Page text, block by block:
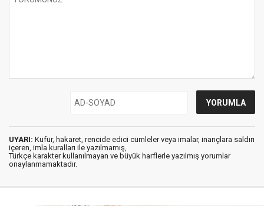
UYARI: Küfür, hakaret, rencide edici cümleler veya imalar, inançlara saldırı
içeren, imla kuralları ile yazılmamış,
Türkçe karakter kullanılmayan ve büyük harflerle yazılmış yorumlar
onaylanmamaktadır.